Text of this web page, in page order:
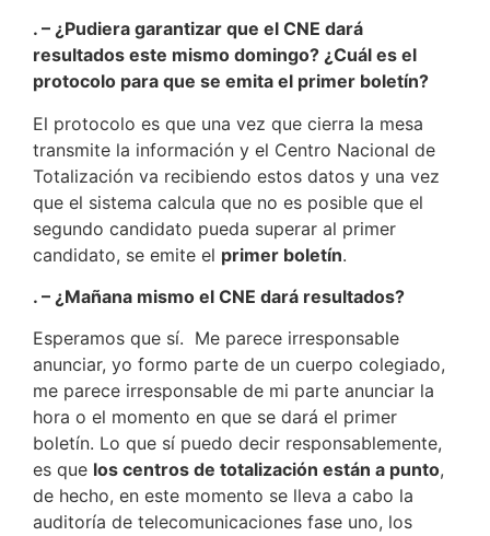
. – ¿Pudiera garantizar que el CNE dará
resultados este mismo domingo? ¿Cuál es el
protocolo para que se emita el primer boletín?
El protocolo es que una vez que cierra la mesa
transmite la información y el Centro Nacional de
Totalización va recibiendo estos datos y una vez
que el sistema calcula que no es posible que el
segundo candidato pueda superar al primer
candidato, se emite el primer boletín.
. – ¿Mañana mismo el CNE dará resultados?
Esperamos que sí. Me parece irresponsable
anunciar, yo formo parte de un cuerpo colegiado,
me parece irresponsable de mi parte anunciar la
hora o el momento en que se dará el primer
boletín. Lo que sí puedo decir responsablemente,
es que los centros de totalización están a punto,
de hecho, en este momento se lleva a cabo la
auditoría de telecomunicaciones fase uno, los